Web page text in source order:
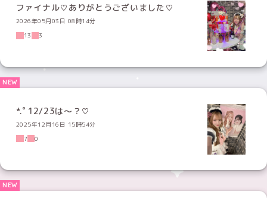
ファイナル♡ありがとうございました♡
2026年05月03日 08時14分
13
3
*.ﾟ12/23は〜？♡
2025年12月16日 15時54分
7
0